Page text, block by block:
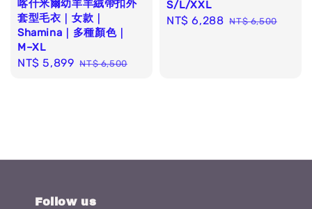
喀什米爾幼羊羊絨帶扣外
套型毛衣｜女款｜
Shamina｜多種顏色｜
M–XL
Sale
NT$ 5,899 Regular
NT$ 6,500
S/L/XXL
Sale
NT$ 6,288 Regular
NT$ 6,500
Follow us